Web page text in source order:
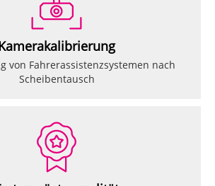
von Fahrerassistenzsystemen nach
Scheibentausch